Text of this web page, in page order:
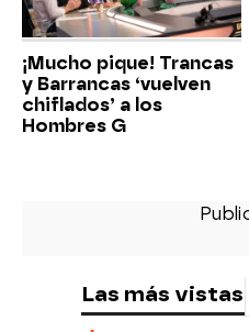
¡Mucho pique! Trancas
y Barrancas ‘vuelven
chiflados’ a los
Hombres G
Las más vistas